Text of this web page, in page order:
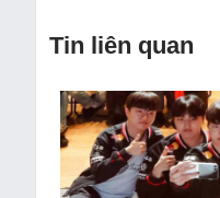
Tin liên quan